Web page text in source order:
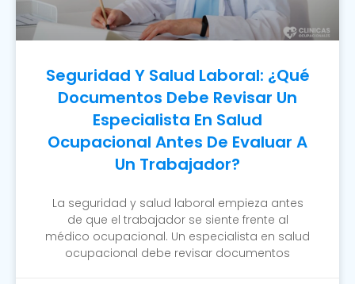
Seguridad Y Salud Laboral: ¿Qué
Documentos Debe Revisar Un
Especialista En Salud
Ocupacional Antes De Evaluar A
Un Trabajador?
La seguridad y salud laboral empieza antes
de que el trabajador se siente frente al
médico ocupacional. Un especialista en salud
ocupacional debe revisar documentos